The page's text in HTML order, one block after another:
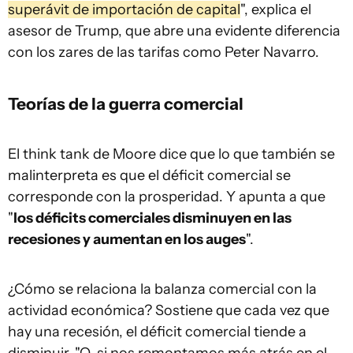
superávit de importación de capital", explica el
asesor de Trump, que abre una evidente diferencia
con los zares de las tarifas como Peter Navarro.
Teorías de la guerra comercial
El think tank de Moore dice que lo que también se
malinterpreta es que el déficit comercial se
corresponde con la prosperidad. Y apunta a que
"los déficits comerciales disminuyen en las
recesiones y aumentan en los auges".
¿Cómo se relaciona la balanza comercial con la
actividad económica? Sostiene que cada vez que
hay una recesión, el déficit comercial tiende a